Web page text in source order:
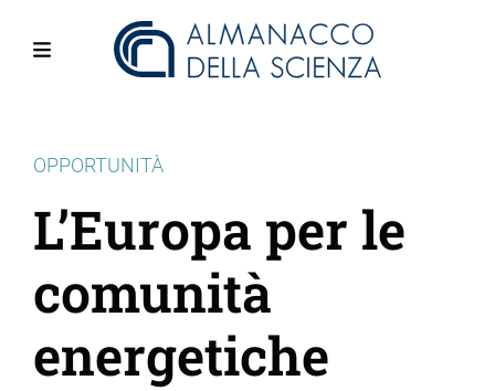
OPPORTUNITÀ
L’Europa per le
comunità
energetiche